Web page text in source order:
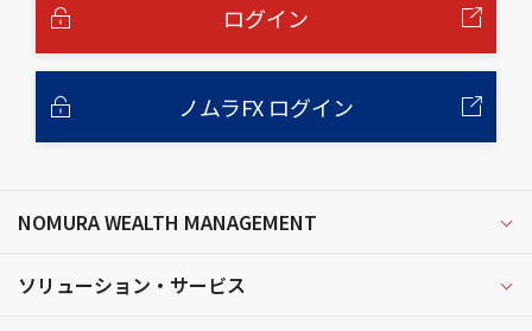
ログイン
ノムラFX ログイン
NOMURA WEALTH MANAGEMENT
ソリューション・サービス